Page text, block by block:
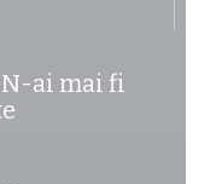
ai mai fi